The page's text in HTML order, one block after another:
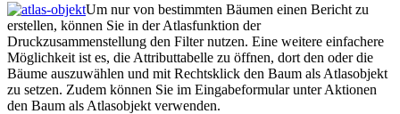
Um nur von bestimmten Bäumen einen Bericht zu
erstellen, können Sie in der Atlasfunktion der
Druckzusammenstellung den Filter nutzen. Eine weitere einfachere
Möglichkeit ist es, die Attributtabelle zu öffnen, dort den oder die
Bäume auszuwählen und mit Rechtsklick den Baum als Atlasobjekt
zu setzen. Zudem können Sie im Eingabeformular unter Aktionen
den Baum als Atlasobjekt verwenden.